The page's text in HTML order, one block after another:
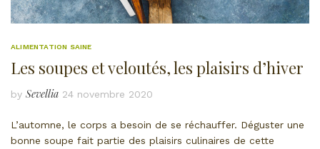
ALIMENTATION SAINE
Les soupes et veloutés, les plaisirs d’hiver
by Sevellia 24 novembre 2020
L’automne, le corps a besoin de se réchauffer. Déguster une
bonne soupe fait partie des plaisirs culinaires de cette